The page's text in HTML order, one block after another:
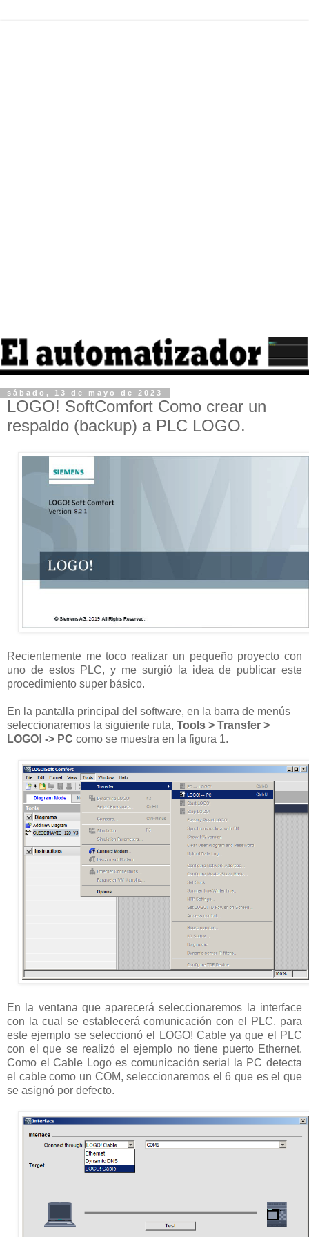
sábado, 13 de mayo de 2023
LOGO! SoftComfort Como crear un
respaldo (backup) a PLC LOGO.
Recientemente me toco realizar un pequeño proyecto con
uno de estos PLC, y me surgió la idea de publicar este
procedimiento super básico.
En la pantalla principal del software, en la barra de menús
seleccionaremos la siguiente ruta, Tools > Transfer >
LOGO! -> PC como se muestra en la figura 1.
En la ventana que aparecerá seleccionaremos la interface
con la cual se establecerá comunicación con el PLC, para
este ejemplo se seleccionó el LOGO! Cable ya que el PLC
con el que se realizó el ejemplo no tiene puerto Ethernet.
Como el Cable Logo es comunicación serial la PC detecta
el cable como un COM, seleccionaremos el 6 que es el que
se asignó por defecto.